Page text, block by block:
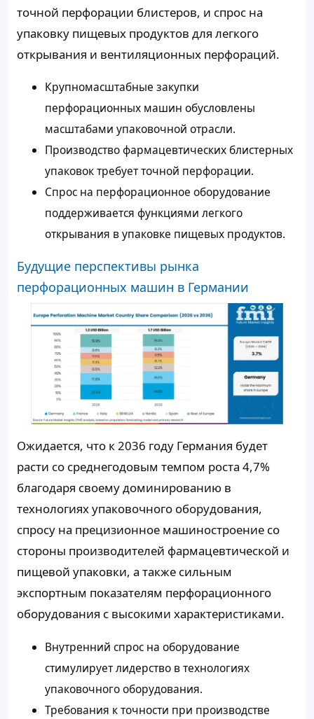
точной перфорации блистеров, и спрос на
упаковку пищевых продуктов для легкого
открывания и вентиляционных перфораций.
Крупномасштабные закупки
перфорационных машин обусловлены
масштабами упаковочной отрасли.
Производство фармацевтических блистерных
упаковок требует точной перфорации.
Спрос на перфорационное оборудование
поддерживается функциями легкого
открывания в упаковке пищевых продуктов.
Будущие перспективы рынка
перфорационных машин в Германии
Ожидается, что к 2036 году Германия будет
расти со среднегодовым темпом роста 4,7%
благодаря своему доминированию в
технологиях упаковочного оборудования,
спросу на прецизионное машиностроение со
стороны производителей фармацевтической и
пищевой упаковки, а также сильным
экспортным показателям перфорационного
оборудования с высокими характеристиками.
Внутренний спрос на оборудование
стимулирует лидерство в технологиях
упаковочного оборудования.
Требования к точности при производстве